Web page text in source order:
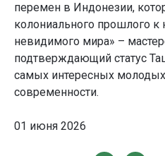
перемен в Индонезии,
колониального прошлого к
невидимого мира» –
подтверждающий статус
самых интересных молодых
современности.
01 июня 2026